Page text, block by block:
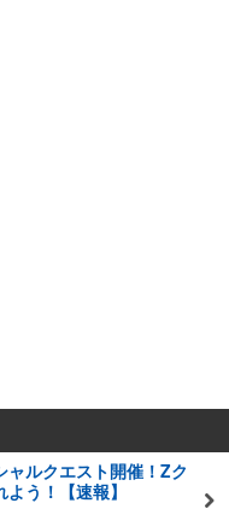
ャルクエスト開催！Zク
う！【速報】